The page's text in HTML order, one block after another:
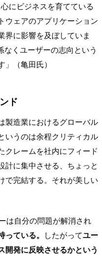
にビジネスを育てている
ウェアのアプリケーション
界に影響を及ぼしていま
くユーザーの志向という
（亀田氏）
ド
製造業におけるグローバル
いうのは余程クリティカル
クレームを社内にフィード
計に集中させる、ちょっと
で完結する。それが美しい
は自分の問題が解消され
ている。 したがってユー
開発に反映させるかという